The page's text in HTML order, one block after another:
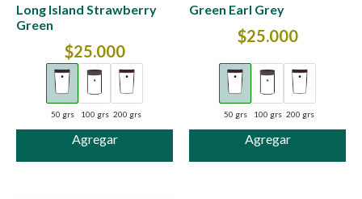
Long Island Strawberry
Green
$25.000
Agregar
50 grs 100 grs 200 grs
Green Earl Grey
$25.000
Agregar
50 grs 100 grs 200 grs